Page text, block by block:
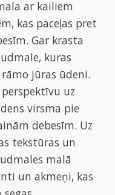
ar kailiem
kas paceļas pret
Gar krasta
kuras
jūras ūdeni.
uz
virsma pie
debesīm. Uz
tekstūras un
malā
un akmeņi, kas